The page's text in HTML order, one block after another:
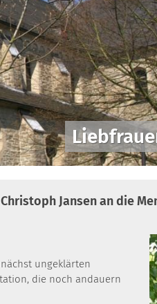
Jansen an die
ungeklärten
die noch andauern